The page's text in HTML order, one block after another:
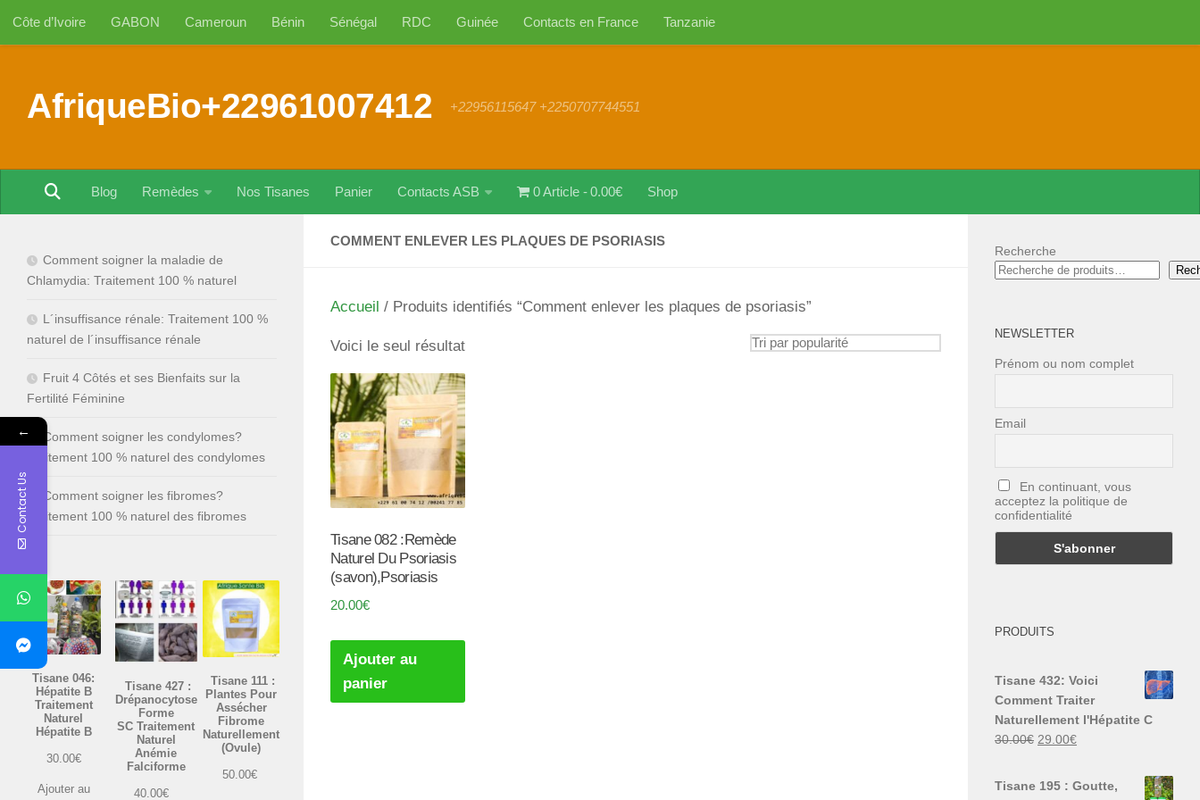
Au dessous du contenu
Côte d’Ivoire GABON Cameroun Bénin Sénégal RDC Guinée Contacts en France Tanzanie
AfriqueBio+22961007412 +22956115647 +2250707744551
Blog Remèdes Nos Tisanes Panier Contacts ASB 0 Article 0.00€ Shop
COMMENT ENLEVER LES PLAQUES DE PSORIASIS
Accueil / Produits identifiés “Comment enlever les plaques de psoriasis”
Voici le seul résultat
Tisane 082 :Remède
Naturel Du Psoriasis
(savon),Psoriasis
20.00€
Ajouter au
panier
Comment soigner la maladie de
Chlamydia: Traitement 100 % naturel
L´insuffisance rénale: Traitement 100 %
naturel de l´insuffisance rénale
Fruit 4 Côtés et ses Bienfaits sur la
Fertilité Féminine
Comment soigner les condylomes?
Traitement 100 % naturel des condylomes
Comment soigner les fibromes?
Traitement 100 % naturel des fibromes
Tisane 046:
Hépatite B
Traitement
Naturel
Hépatite B
30.00€
Ajouter au
Tisane 427 :
Drépanocytose
Forme
SC Traitement
Naturel
Anémie
Falciforme
40.00€
Tisane 111 :
Plantes Pour
Assécher
Fibrome
Naturellement
(Ovule)
50.00€
Recherche
NEWSLETTER
Prénom ou nom complet
Email
En continuant, vous
acceptez la politique de
confidentialité
PRODUITS
Tisane 432: Voici
Comment Traiter
Naturellement l'Hépatite C
30.00€ Le
29.00€Le
Tisane 195 : Goutte,
←
Contact Us